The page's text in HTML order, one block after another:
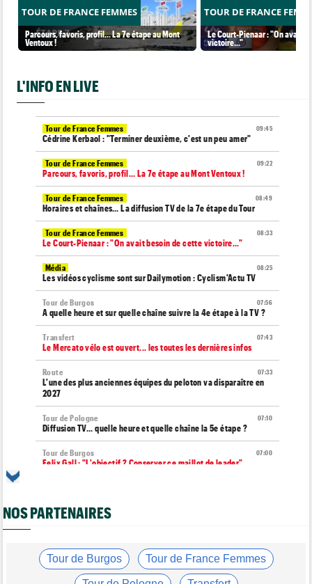
TOUR DE FRANCE FEMMES
Parcours, favoris, profil… La 7e étape au Mont
Ventoux !
TOUR DE FRANCE
Le Court-Pienaar : "On avait
victoire..."
L'INFO EN LIVE
09:45
Tour de France Femmes
Cédrine Kerbaol : "Terminer deuxième, c'est un peu amer"
09:22
Tour de France Femmes
Parcours, favoris, profil… La 7e étape au Mont Ventoux !
08:49
Tour de France Femmes
Horaires et chaînes… La diffusion TV de la 7e étape du Tour
08:33
Tour de France Femmes
Le Court-Pienaar : "On avait besoin de cette victoire..."
08:25
Média
Les vidéos cyclisme sont sur Dailymotion : Cyclism'Actu TV
07:56
Tour de Burgos
A quelle heure et sur quelle chaîne suivre la 4e étape à la TV ?
07:43
Transfert
Le Mercato vélo est ouvert... les toutes les dernières infos
07:33
Route
L'une des plus anciennes équipes du peloton va disparaître en
2027
07:10
Tour de Pologne
Diffusion TV... quelle heure et quelle chaîne la 5e étape ?
07:00
Tour de Burgos
Felix Gall : "L'objectif ? Conserver ce maillot de leader"
06/08
Tour de France Femmes
David Lappartient : "Le cyclisme féminin progresse, mais…"
NOS PARTENAIRES
Tour de Burgos Tour de France Femmes